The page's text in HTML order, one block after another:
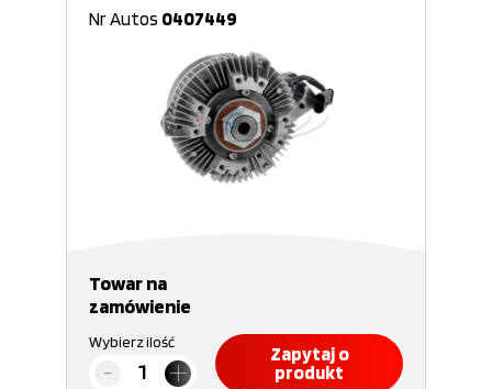
Nr Autos 0407449
Towar na
zamówienie
Wybierz ilość
Zapytaj o
produkt